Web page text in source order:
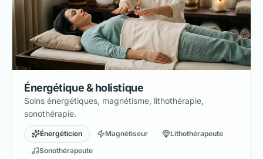
Énergétique & holistique
Soins énergétiques, magnétisme, lithothérapie,
sonothérapie.
Énergéticien Magnétiseur
Lithothérapeute
Sonothérapeute